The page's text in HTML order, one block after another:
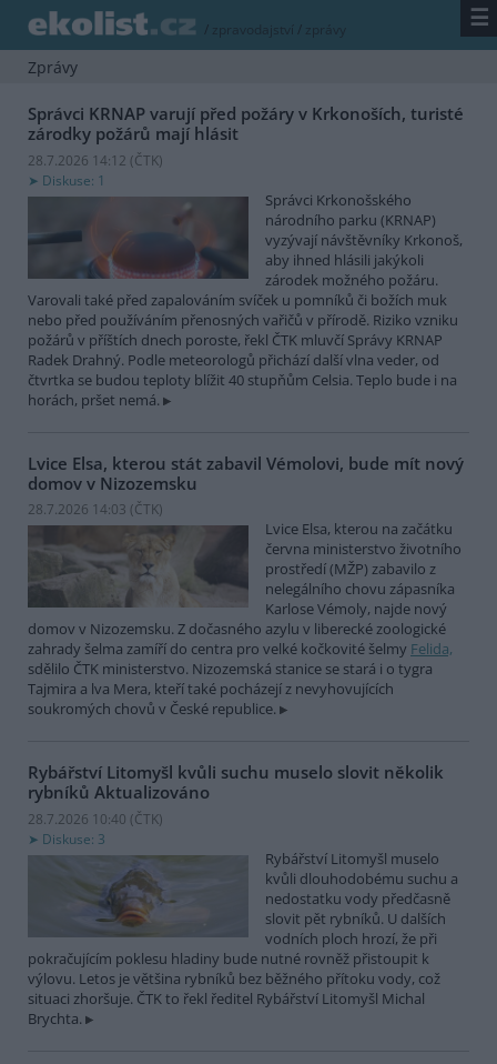
/ zpravodajství / zprávy ☰
Zprávy
Správci KRNAP varují před požáry v Krkonoších, turisté
zárodky požárů mají hlásit
28.7.2026 14:12 (ČTK)
Diskuse: 1
Správci Krkonošského
národního parku (KRNAP)
vyzývají návštěvníky Krkonoš,
aby ihned hlásili jakýkoli
zárodek možného požáru.
Varovali také před zapalováním svíček u pomníků či božích muk
nebo před používáním přenosných vařičů v přírodě. Riziko vzniku
požárů v příštích dnech poroste, řekl ČTK mluvčí Správy KRNAP
Radek Drahný. Podle meteorologů přichází další vlna veder, od
čtvrtka se budou teploty blížit 40 stupňům Celsia. Teplo bude i na
horách, pršet nemá.
Lvice Elsa, kterou stát zabavil Vémolovi, bude mít nový
domov v Nizozemsku
28.7.2026 14:03 (ČTK)
Lvice Elsa, kterou na začátku
června ministerstvo životního
prostředí (MŽP) zabavilo z
nelegálního chovu zápasníka
Karlose Vémoly, najde nový
domov v Nizozemsku. Z dočasného azylu v liberecké zoologické
zahrady šelma zamíří do centra pro velké kočkovité šelmy Felida,
sdělilo ČTK ministerstvo. Nizozemská stanice se stará i o tygra
Tajmira a lva Mera, kteří také pocházejí z nevyhovujících
soukromých chovů v České republice.
Rybářství Litomyšl kvůli suchu muselo slovit několik
rybníků Aktualizováno
28.7.2026 10:40 (ČTK)
Diskuse: 3
Rybářství Litomyšl muselo
kvůli dlouhodobému suchu a
nedostatku vody předčasně
slovit pět rybníků. U dalších
vodních ploch hrozí, že při
pokračujícím poklesu hladiny bude nutné rovněž přistoupit k
výlovu. Letos je většina rybníků bez běžného přítoku vody, což
situaci zhoršuje. ČTK to řekl ředitel Rybářství Litomyšl Michal
Brychta.